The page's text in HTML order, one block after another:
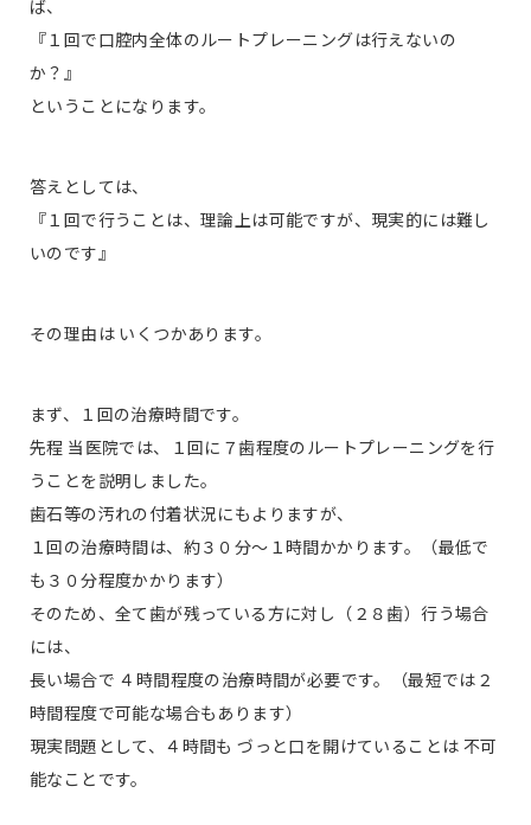
ば、
『１回で口腔内全体のルートプレーニングは行えないの
か？』
ということになります。
答えとしては、
『１回で行うことは、理論上は可能ですが、現実的には難し
いのです』
その理由は いくつかあります。
まず、１回の治療時間です。
先程 当医院では、１回に７歯程度のルートプレーニングを行
うことを説明しました。
歯石等の汚れの付着状況にもよりますが、
１回の治療時間は、約３０分〜１時間かかります。（最低で
も３０分程度かかります）
そのため、全て歯が残っている方に対し（２８歯）行う場合
には、
長い場合で ４時間程度の治療時間が必要です。（最短では２
時間程度で可能な場合もあります）
現実問題として、４時間も づっと口を開けていることは 不可
能なことです。